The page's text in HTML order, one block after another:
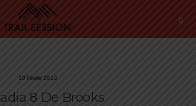
10 Février 2013
8 De Brooks